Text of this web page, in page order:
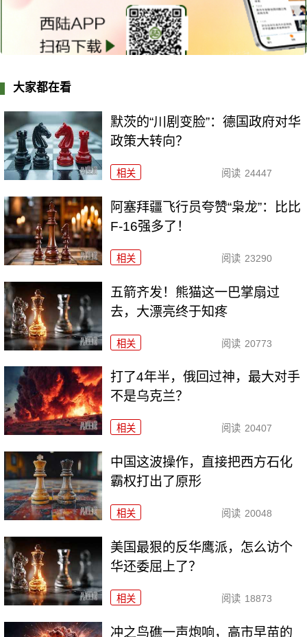
大家都在看
默茨的“川剧变脸”：德国政府对华
政策大转向？
相关 阅读 24447
阿塞拜疆飞行员夸赞“枭龙”：比比
F-16强多了！
相关 阅读 23290
五箭齐发！熊猫这一巴掌扇过
去，大漂亮终于知疼
相关 阅读 20773
打了4年半，俄回过神，最大对手
不是乌克兰？
相关 阅读 20407
中国这波操作，直接把西方石化
霸权打出了原形
相关 阅读 20048
美国最狠的反华鹰派，怎么访个
华还委屈上了？
相关 阅读 18873
冲之鸟礁一声炮响，高市早苗的